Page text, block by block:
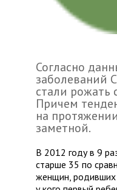
Согласно
заболеваний
стали рожать
Причем
на
заметной.
В 2012 году в 9
старше 35 по
женщин,